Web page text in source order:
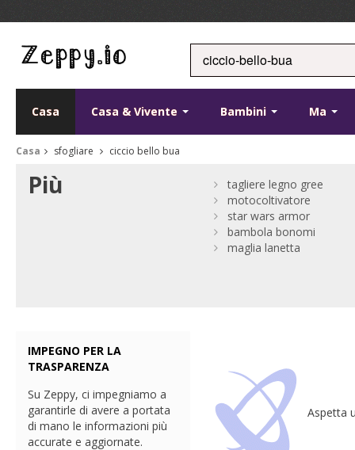
Casa Casa & Vivente Bambini Ma
Casa sfogliare ciccio bello bua
Più
tagliere legno gree
motocoltivatore
star wars armor
bambola bonomi
maglia lanetta
Aspetta
IMPEGNO PER LA
TRASPARENZA
Su Zeppy, ci impegniamo a
garantirle di avere a portata
di mano le informazioni più
accurate e aggiornate.